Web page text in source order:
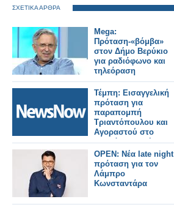
ΣΧΕΤΙΚΑ ΑΡΘΡΑ
Mega:
Πρόταση-«βόμβα»
στον Δήμο Βερύκιο
για ραδιόφωνο και
τηλεόραση
Τέμπη: Εισαγγελική
πρόταση για
παραπομπή
Τριαντόπουλου και
Αγοραστού στο
Ειδικό Δικαστήριο.
OPEN: Νέα late night
πρόταση για τον
Λάμπρο
Κωνσταντάρα